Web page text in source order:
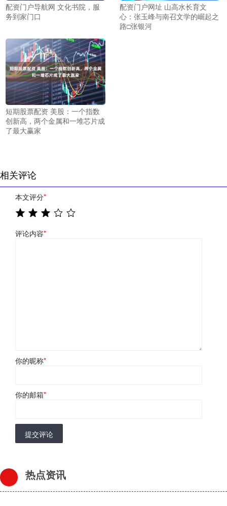
配资门户导航网 文化书院，服
务到家门口
配资门户网址 山高水长育文
心：张玉峰与南召文学的崛起之
路□张银河
短期股票配资 美股：一个指数
创新高，两个金属和一堆芯片成
了最大赢家
相关评论
本文评分*
评论内容*
你的昵称*
你的邮箱*
提交评论
热点资讯